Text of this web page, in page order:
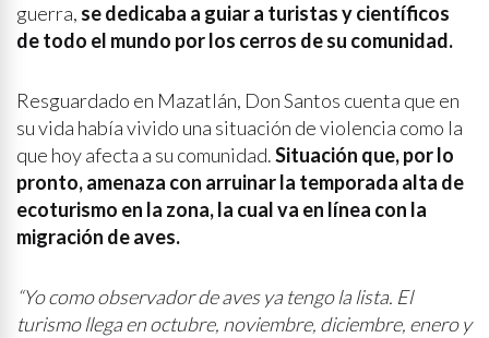
guerra, se dedicaba a guiar a turistas y científicos
de todo el mundo por los cerros de su comunidad.
Resguardado en Mazatlán, Don Santos cuenta que en
su vida había vivido una situación de violencia como la
que hoy afecta a su comunidad.Situación que, por lo
pronto, amenaza con arruinar la temporada alta de
ecoturismo en la zona, la cual va en línea con la
migración de aves.
“Yo como observador de aves ya tengo la lista. El
turismo llega en octubre, noviembre, diciembre, enero y